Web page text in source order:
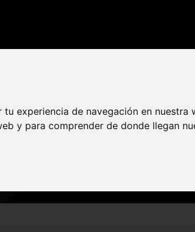
experiencia de navegación en
y para comprender de donde llegan
DE CÁMARA ECOPARQUE